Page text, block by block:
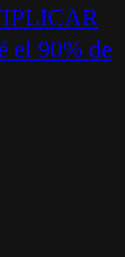
el 90% de